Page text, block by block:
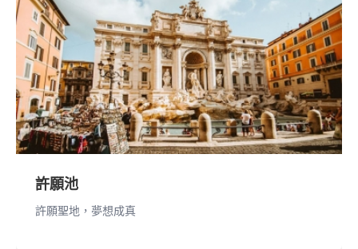
許願池
許願聖地，夢想成真